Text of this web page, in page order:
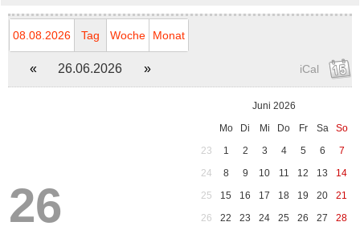
08.08.2026 Tag Woche Monat
« 26.06.2026 » iCal
26
Juni 2026
Mo
Di Mi Do Fr Sa
So
23
1 2 3 4 5 6
7
24
8 9 10 11 12 13
14
25
15 16 17 18 19 20
21
26
22 23 24 25 26 27
28